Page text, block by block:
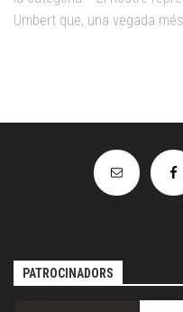
Umbert que, una vegada
PATROCINADORS